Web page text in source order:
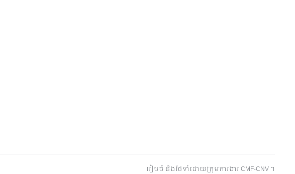
រៀបចំ និងថែទាំដោយក្រុមការងារ CMF-CNV ​។